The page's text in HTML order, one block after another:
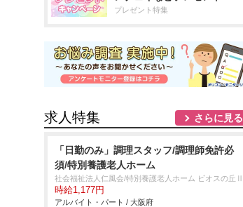
プレゼント特集
求人特集 さらに見る
「日勤のみ」調理スタッフ/調理師免許必
須/特別養護老人ホーム
社会福祉法人仁風会/特別養護老人ホーム ビオスの丘Ⅱ
時給1,177円
アルバイト・パート / 大阪府